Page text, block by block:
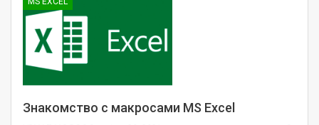
Знакомство с макросами MS Excel